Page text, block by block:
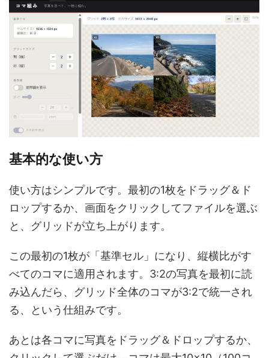
基本的な使い方
使い方はシンプルです。最初の1枚をドラッグ＆ド
ロップするか、画面をクリックしてファイルを選ぶ
と、グリッドが立ち上がります。
この最初の1枚が「基準セル」になり、縦横比がす
べてのコマに適用されます。3:2の写真を最初に読
み込んだら、グリッド全体のコマが3:2で統一され
る、という仕組みです。
あとは各コマに写真をドラッグ＆ドロップするか、